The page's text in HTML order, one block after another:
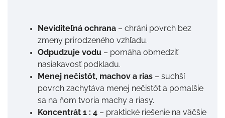
Neviditeľná ochrana – chráni povrch bez
zmeny prirodzeného vzhľadu.
Odpudzuje vodu – pomáha obmedziť
nasiakavosť podkladu.
Menej nečistôt, machov a rias – suchší
povrch zachytáva menej nečistôt a pomalšie
sa na ňom tvoria machy a riasy.
Koncentrát 1 : 4 – praktické riešenie na väčšie